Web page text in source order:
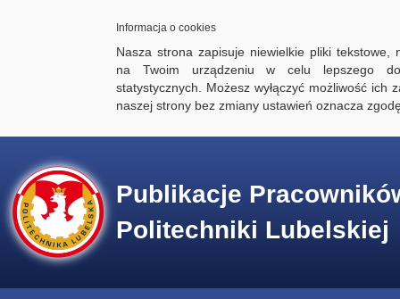
Informacja o cookies
Nasza strona zapisuje niewielkie pliki tekstowe,
na Twoim urządzeniu w celu lepszego
statystycznych. Możesz wyłączyć możliwość ich
naszej strony bez zmiany ustawień oznacza
Publikacje
Politechniki Lubelskiej